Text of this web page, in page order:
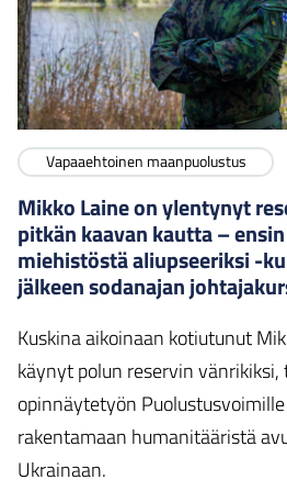
Vapaaehtoinen maanpuolustus
Mikko Laine on ylentynyt
pitkän kaavan kautta –
miehistöstä aliupseeriksi -
jälkeen sodanajan
Kuskina aikoinaan kotiutunut
käynyt polun reservin
opinnäytetyön
rakentamaan humanitääristä
Ukrainaan.